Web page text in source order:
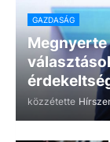
GAZDASÁG
közzétette